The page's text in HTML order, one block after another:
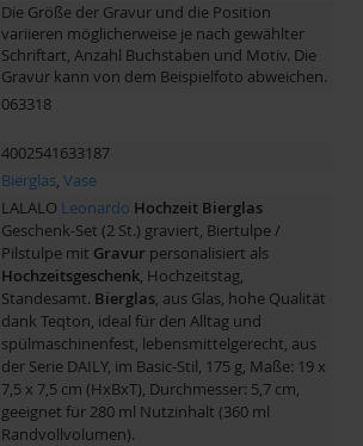
Die Größe der Gravur und die Position
variieren möglicherweise je nach gewählter
Schriftart, Anzahl Buchstaben und Motiv. Die
Gravur kann von dem Beispielfoto abweichen.
063318
4002541633187
Bierglas, Vase
LALALO Leonardo Hochzeit Bierglas
Geschenk-Set (2 St.) graviert, Biertulpe /
Pilstulpe mit Gravur personalisiert als
Hochzeitsgeschenk, Hochzeitstag,
Standesamt. Bierglas, aus Glas, hohe Qualität
dank Teqton, ideal für den Alltag und
spülmaschinenfest, lebensmittelgerecht, aus
der Serie DAILY, im Basic-Stil, 175 g, Maße: 19 x
7,5 x 7,5 cm (HxBxT), Durchmesser: 5,7 cm,
geeignet für 280 ml Nutzinhalt (360 ml
Randvollvolumen).